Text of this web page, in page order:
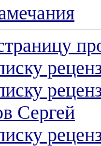
Сергей